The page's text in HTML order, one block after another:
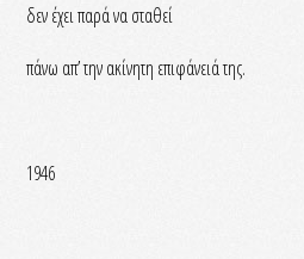
δεν έχει παρά να σταθεί
πάνω απ’ την ακίνητη επιφάνειά της.
1946